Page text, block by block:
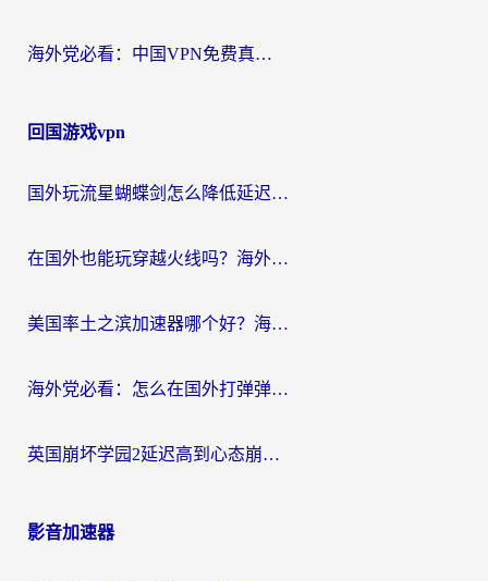
海外党必看：中国VPN免费真的靠谱吗？手把手教你选对回国加速器
回国游戏vpn
国外玩流星蝴蝶剑怎么降低延迟？海外党必看的加速秘籍（含欧洲鸣潮&彩虹岛优化攻略）
在国外也能玩穿越火线吗？海外玩家国服游戏畅玩终极指南
美国率土之滨加速器哪个好？海外党国服游戏畅玩终极指南（附多游戏解决方案）
海外党必看：怎么在国外打弹弹堂不卡？番茄加速器亲测指南
英国崩坏学园2延迟高到心态崩？海外党国服游戏加速终极指南
影音加速器